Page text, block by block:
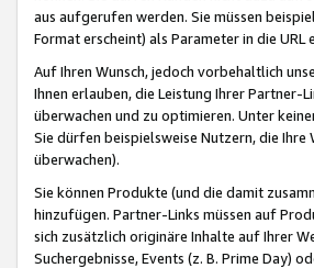
aus aufgerufen werden. Sie müssen
Format erscheint) als Parameter in die
Auf Ihren Wunsch, jedoch vorbehaltlich
Ihnen erlauben, die Leistung Ihrer Partner-
überwachen und zu optimieren. Unter
Sie dürfen beispielsweise Nutzern, die
überwachen).
Sie können Produkte (und die damit
hinzufügen. Partner-Links müssen auf
sich zusätzlich originäre Inhalte auf Ihrer
Suchergebnisse, Events (z. B. Prime Day)